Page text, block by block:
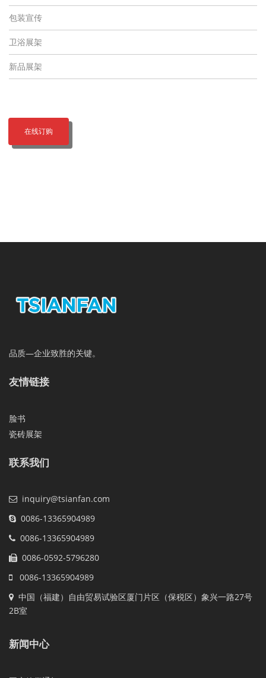
包装宣传
卫浴展架
新品展架
在线订购
品质—企业致胜的关键。
友情链接
脸书
瓷砖展架
联系我们
inquiry@tsianfan.com
0086-13365904989
0086-13365904989
0086-0592-5796280
0086-13365904989
中国（福建）自由贸易试验区厦门片区（保税区）象兴一路27号
2B室
新闻中心